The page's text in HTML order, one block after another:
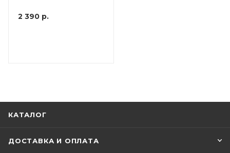
2 390 р.
КАТАЛОГ
ДОСТАВКА И ОПЛАТА